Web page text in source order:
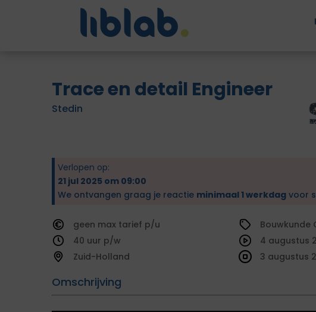
Trace en detail Engineer
Stedin
Verlopen op:
21 jul 2025 om 09:00
We ontvangen graag je reactie minimaal 1 werkdag voor
geen
tarief
40
Zuid-Holland
Bouwkunde
Omschrijving
4 augustus
3 augustus